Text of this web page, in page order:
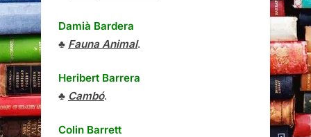
Damià Bardera
♣ Fauna Animal.
Heribert Barrera
♣ Cambó.
Colin Barrett